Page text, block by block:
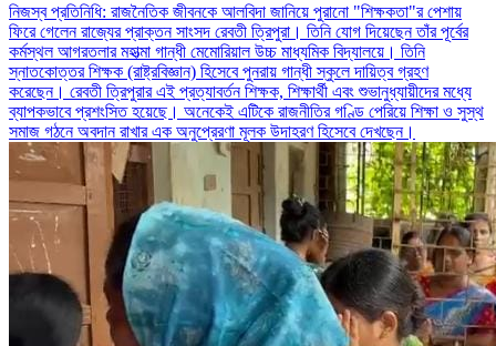
নিজস্ব প্রতিনিধি: রাজনৈতিক জীবনকে আলবিদা জানিয়ে পুরানো "শিক্ষকতা"র পেশায়
ফিরে গেলেন রাজ্যের প্রাক্তন সাংসদ রেবতী ত্রিপুরা। তিনি যোগ দিয়েছেন তাঁর পূর্বের
কর্মস্থল আগরতলার মহাত্মা গান্ধী মেমোরিয়াল উচ্চ মাধ্যমিক বিদ্যালয়ে। তিনি
স্নাতকোত্তর শিক্ষক (রাষ্ট্রবিজ্ঞান) হিসেবে পুনরায় গান্ধী স্কুলে দায়িত্ব গ্রহণ
করেছেন। রেবতী ত্রিপুরার এই প্রত্যাবর্তন শিক্ষক, শিক্ষার্থী এবং শুভানুধ্যায়ীদের মধ্যে
ব্যাপকভাবে প্রশংসিত হয়েছে। অনেকেই এটিকে রাজনীতির গণ্ডি পেরিয়ে শিক্ষা ও সুস্থ
সমাজ গঠনে অবদান রাখার এক অনুপ্রেরণা মূলক উদাহরণ হিসেবে দেখছেন।